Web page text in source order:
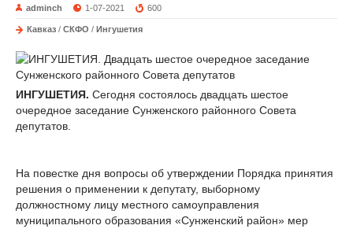
adminch 1-07-2021 600
Кавказ / СКФО / Ингушетия
ИНГУШЕТИЯ. Сегодня состоялось двадцать шестое
очередное заседание Сунженского районного Совета
депутатов.
На повестке дня вопросы об утверждении Порядка принятия
решения о применении к депутату, выборному
должностному лицу местного самоуправления
муниципального образования «Сунженский район» мер